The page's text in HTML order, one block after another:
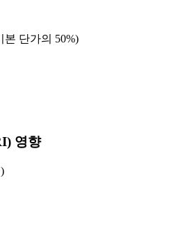
본 단가의 50%)
영향